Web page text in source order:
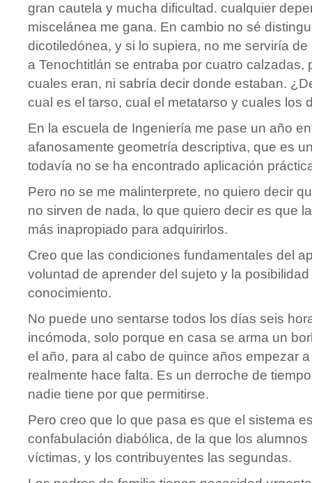
gran cautela y mucha dificultad. cualquier
miscelánea me gana. En cambio no sé
dicotiledónea, y si lo supiera, no me serviría
a Tenochtitlán se entraba por cuatro calzadas,
cuales eran, ni sabría decir donde estaban.
cual es el tarso, cual el metatarso y cuales los
En la escuela de Ingeniería me pase un año
afanosamente geometría descriptiva, que es
todavía no se ha encontrado aplicación
Pero no se me malinterprete, no quiero decir
no sirven de nada, lo que quiero decir es que
más inapropiado para adquirirlos.
Creo que las condiciones fundamentales del
voluntad de aprender del sujeto y la
conocimiento.
No puede uno sentarse todos los días seis
incómoda, solo porque en casa se arma un
el año, para al cabo de quince años empezar
realmente hace falta. Es un derroche de
nadie tiene por que permitirse.
Pero creo que lo que pasa es que el sistema
confabulación diabólica, de la que los
víctimas, y los contribuyentes las segundas.